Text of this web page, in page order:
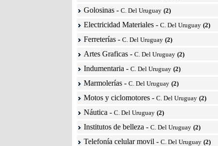
Golosinas - C. Del Uruguay (2)
Electricidad Materiales - C. Del Uruguay (2)
Ferreterías - C. Del Uruguay (2)
Artes Graficas - C. Del Uruguay (2)
Indumentaria - C. Del Uruguay (2)
Marmolerías - C. Del Uruguay (2)
Motos y ciclomotores - C. Del Uruguay (2)
Náutica - C. Del Uruguay (2)
Institutos de belleza - C. Del Uruguay (2)
Telefonía celular movil - C. Del Uruguay (2)